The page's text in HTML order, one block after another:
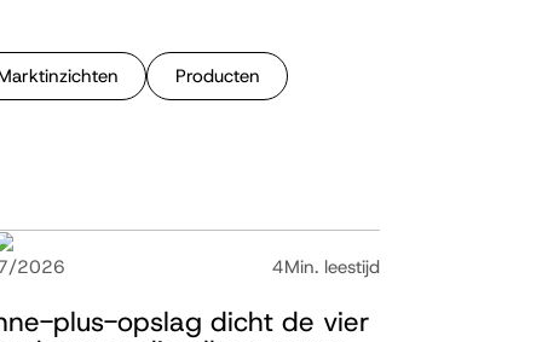
Producten
2026 4Min. leestijd
plus-opslag dicht de vier